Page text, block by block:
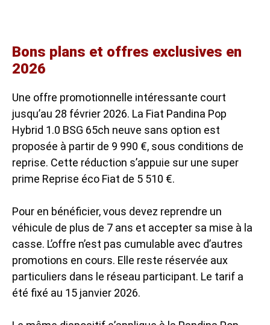
Bons plans et offres exclusives en
2026
Une offre promotionnelle intéressante court
jusqu’au 28 février 2026. La Fiat Pandina Pop
Hybrid 1.0 BSG 65ch neuve sans option est
proposée à partir de 9 990 €, sous conditions de
reprise. Cette réduction s’appuie sur une super
prime Reprise éco Fiat de 5 510 €.
Pour en bénéficier, vous devez reprendre un
véhicule de plus de 7 ans et accepter sa mise à la
casse. L’offre n’est pas cumulable avec d’autres
promotions en cours. Elle reste réservée aux
particuliers dans le réseau participant. Le tarif a
été fixé au 15 janvier 2026.